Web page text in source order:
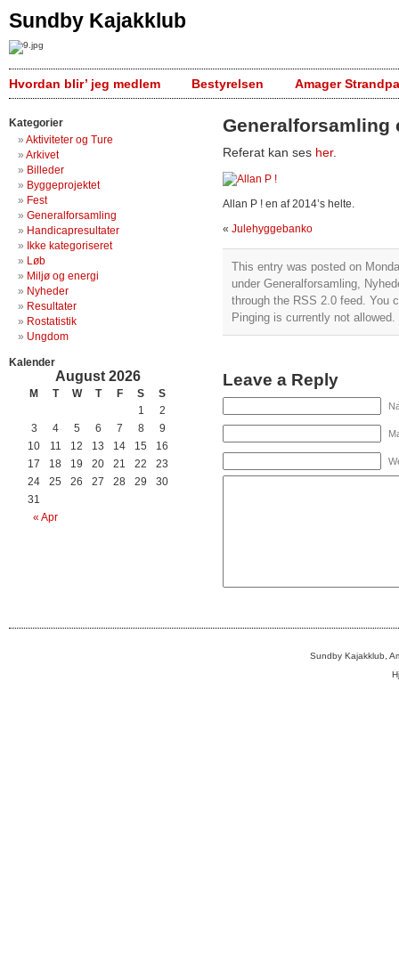
Sundby Kajakklub
Hvordan blir’ jeg medlem Bestyrelsen Amager
Kategorier
Aktiviteter og Ture
Arkivet
Billeder
Byggeprojektet
Fest
Generalforsamling
Handicapresultater
Ikke kategoriseret
Løb
Miljø og energi
Nyheder
Resultater
Rostatistik
Ungdom
Kalender
August 2026
M T W T F S S
« Apr
1
2
3
4 5 6 7 8
9
10
11 12 13 14 15
16
17
18 19 20 21 22
23
24
25 26 27 28 29
30
31
Generalforsamling
Referat kan ses her.
Allan P ! en af 2014’s helte.
« Julehyggebanko
This entry was posted on
under Generalforsamling,
through the RSS 2.0 feed. You
Pinging is currently not allowed.
Leave a Reply
Sundby Kajakklub,